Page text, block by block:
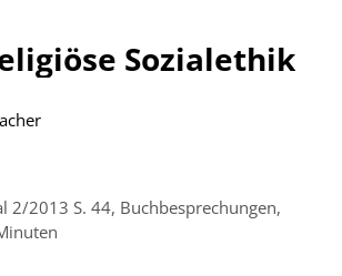
Sozialethik
2/2013 S. 44, Buchbesprechungen,